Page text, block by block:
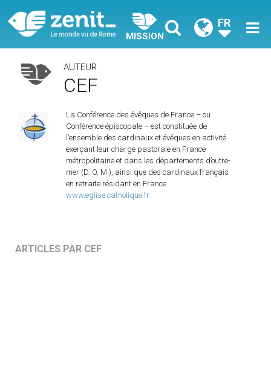
MISSION
FR
AUTEUR
CEF
La Conférence des évêques de France – ou
Conférence épiscopale – est constituée de
l’ensemble des cardinaux et évêques en activité
exerçant leur charge pastorale en France
métropolitaine et dans les départements d’outre-
mer (D. O. M.), ainsi que des cardinaux français
en retraite résidant en France.
www.eglise.catholique.fr
ARTICLES PAR CEF